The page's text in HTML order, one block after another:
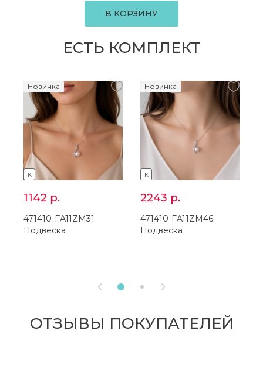
В КОРЗИНУ
ЕСТЬ КОМПЛЕКТ
K
Новинка
1142 р.
471410-FA11ZM31
Подвеска
K
Новинка
2243 р.
471410-FA11ZM46
Подвеска
 
ОТЗЫВЫ ПОКУПАТЕЛЕЙ